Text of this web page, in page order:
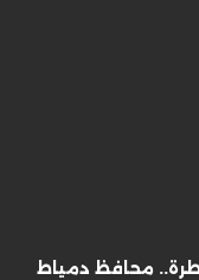
محافظ دمياط